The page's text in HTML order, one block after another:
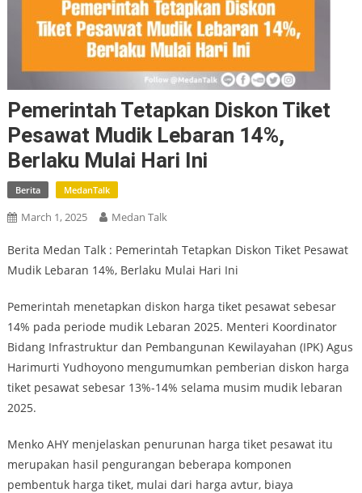
Pemerintah Tetapkan Diskon Tiket
Pesawat Mudik Lebaran 14%,
Berlaku Mulai Hari Ini
Berita MedanTalk
March 1, 2025 Medan Talk
Berita Medan Talk : Pemerintah Tetapkan Diskon Tiket Pesawat
Mudik Lebaran 14%, Berlaku Mulai Hari Ini
Pemerintah menetapkan diskon harga tiket pesawat sebesar
14% pada periode mudik Lebaran 2025. Menteri Koordinator
Bidang Infrastruktur dan Pembangunan Kewilayahan (IPK) Agus
Harimurti Yudhoyono mengumumkan pemberian diskon harga
tiket pesawat sebesar 13%-14% selama musim mudik lebaran
2025.
Menko AHY menjelaskan penurunan harga tiket pesawat itu
merupakan hasil pengurangan beberapa komponen
pembentuk harga tiket, mulai dari harga avtur, biaya